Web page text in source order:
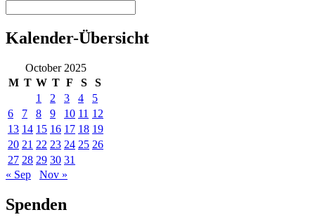
Kalender-Übersicht
October 2025
M T W T F S
S
1
2 3 4
5
6
7 8 9 10 11 12
13 14 15 16 17 18 19
20 21 22 23 24 25 26
27 28 29 30 31
« Sep
Nov »
Spenden